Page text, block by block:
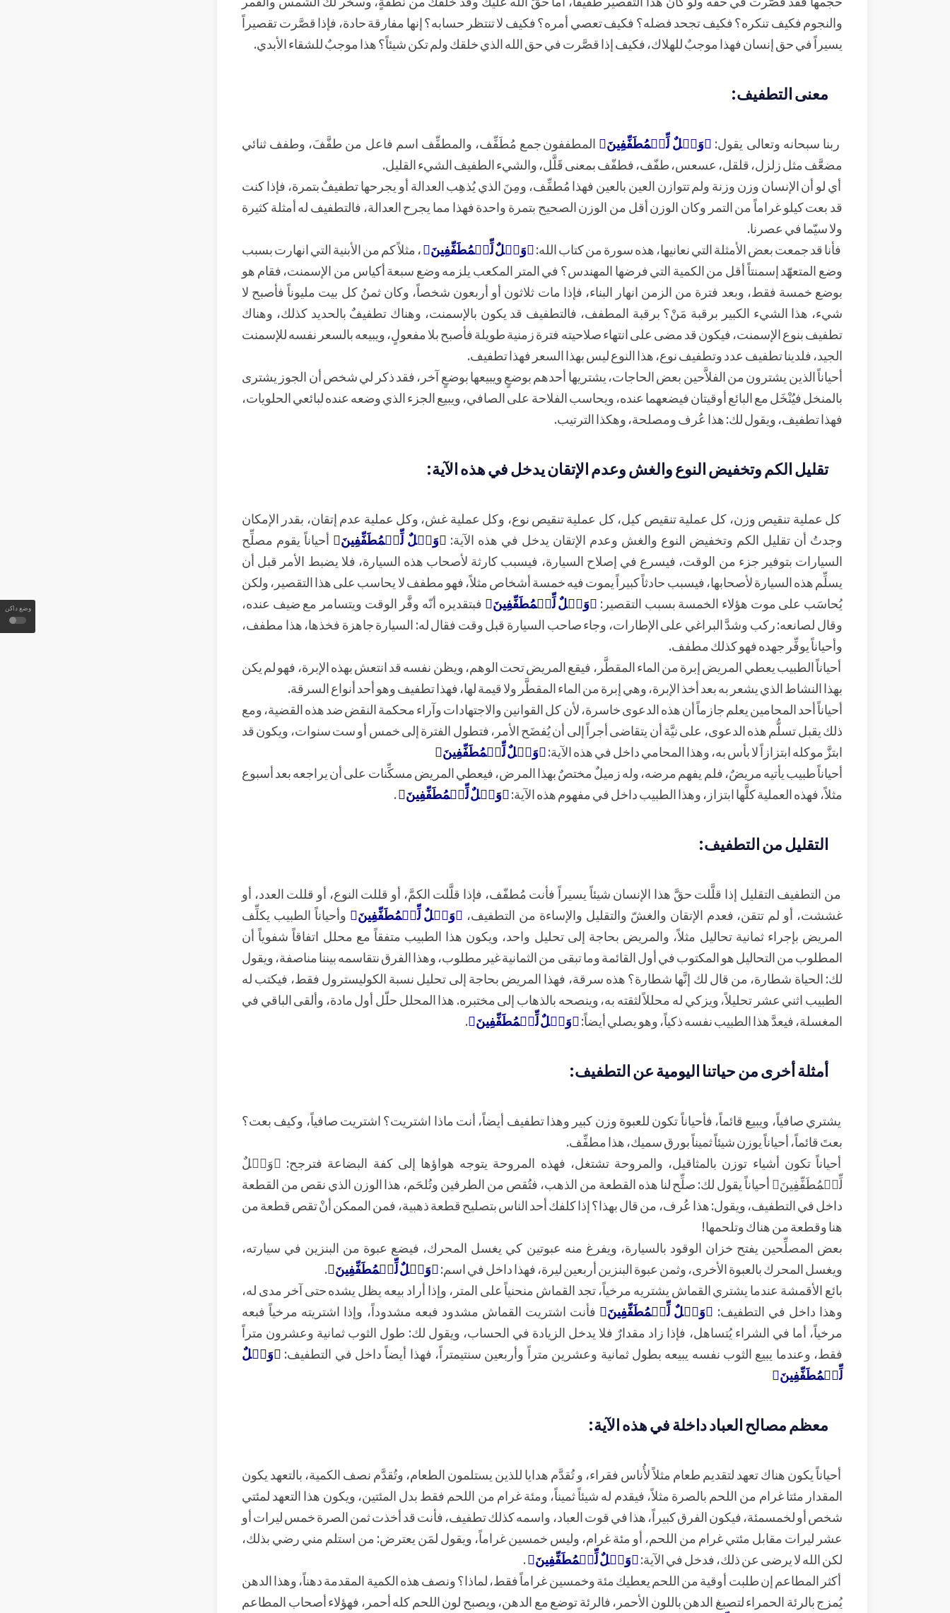
وضع داكن
والنجوم فكيف تنكره؟ فكيف تجحد فضله؟ فكيف تعصي أمره؟ فكيف لا تنتظر حسابه؟ إنها مفارقة حادة، فإذا قصَّرت تقصيراً
يسيراً في حق إنسان فهذا موجبٌ للهلاك، فكيف إذا قصَّرت في حق الله الذي خلقك ولم تكن شيئاً؟ هذا موجبٌ للشقاء الأبدي.
معنى التطفيف:
ربنا سبحانه وتعالى يقول: ﴿وَيۡلٌ لِّلۡمُطَفِّفِينَ﴾ المطففون جمع مُطَفِّف، والمطفِّف اسم فاعل من طفَّفَ، وطفف ثنائي
مضعَّف مثل زلزل، قلقل، عسعس، طفّف، فطفّف بمعنى قَلَّل، والشيء الطفيف الشيء القليل.
أي لو أن الإنسان وزن وزنة ولم تتوازن العين بالعين فهذا مُطفِّف، ومِنَ الذي يُذهِب العدالة أو يجرحها تطفيفٌ بتمرة، فإذا كنت
قد بعت كيلو غراماً من التمر وكان الوزن أقل من الوزن الصحيح بتمرة واحدة فهذا مما يجرح العدالة، فالتطفيف له أمثلة كثيرة
ولا سيّما في عصرنا.
فأنا قد جمعت بعض الأمثلة التي نعانيها، هذه سورة من كتاب الله:﴿وَيۡلٌ لِّلۡمُطَفِّفِينَ﴾، مثلاً كم من الأبنية التي انهارت بسبب
وضع المتعهّد إسمنتاً أقل من الكمية التي فرضها المهندس؟ في المتر المكعب يلزمه وضع سبعة أكياس من الإسمنت، فقام هو
بوضع خمسة فقط، وبعد فترة من الزمن انهار البناء، فإذا مات ثلاثون أو أربعون شخصاً، وكان ثمنُ كل بيت مليوناً فأصبح لا
شيء، هذا الشيء الكبير برقبة مَنْ؟ برقبة المطفف، فالتطفيف قد يكون بالإسمنت، وهناك تطفيفٌ بالحديد كذلك، وهناك
تطفيف بنوع الإسمنت، فيكون قد مضى على انتهاء صلاحيته فترة زمنية طويلة فأصبح بلا مفعولٍ، ويبيعه بالسعر نفسه للإسمنت
الجيد، فلدينا تطفيف عدد وتطفيف نوع، هذا النوع ليس بهذا السعر فهذا تطفيف.
أحياناً الذين يشترون من الفلاَّحين بعض الحاجات، يشتريها أحدهم بوضعٍ ويبيعها بوضعٍ آخر، فقد ذكر لي شخص أن الجوز يشترى
بالمنخل فيُنْخَل مع البائع أوقيتان فيضعهما عنده، ويحاسب الفلاحة على الصافي، ويبيع الجزء الذي وضعه عنده لبائعي الحلويات،
فهذا تطفيف، ويقول لك: هذا عُرف ومصلحة، وهكذا الترتيب.
تقليل الكم وتخفيض النوع والغش وعدم الإتقان يدخل في هذه الآية:
كل عملية تنقيص وزن، كل عملية تنقيص كيل، كل عملية تنقيص نوع، وكل عملية غش، وكل عملية عدم إتقان، بقدر الإمكان
وجدتُ أن تقليل الكم وتخفيض النوع والغش وعدم الإتقان يدخل في هذه الآية: ﴿وَيۡلٌ لِّلۡمُطَفِّفِينَ﴾ أحياناً يقوم مصلِّح
السيارات بتوفير جزء من الوقت، فيسرع في إصلاح السيارة، فيسبب كارثة لأصحاب هذه السيارة، فلا يضبط الأمر قبل أن
يسلِّم هذه السيارة لأصحابها، فيسبب حادثاً كبيراً يموت فيه خمسة أشخاص مثلاً، فهو مطفف لا يحاسب على هذا التقصير، ولكن
يُحاسَب على موت هؤلاء الخمسة بسبب التقصير: ﴿وَيۡلٌ لِّلۡمُطَفِّفِينَ﴾ فبتقديره أنّه وفَّر الوقت ويتسامر مع ضيف عنده،
وقال لصانعه: ركب وشدَّ البراغي على الإطارات، وجاء صاحب السيارة قبل وقت فقال له: السيارة جاهزة فخذها، هذا مطفف،
وأحياناً يوفِّر جهده فهو كذلك مطفف.
أحياناً الطبيب يعطي المريض إبرة من الماء المقطَّر، فيقع المريض تحت الوهم، ويظن نفسه قد انتعش بهذه الإبرة، فهو لم يكن
بهذا النشاط الذي يشعر به بعد أخذ الإبرة، وهي إبرة من الماء المقطَّر ولا قيمة لها، فهذا تطفيف وهو أحد أنواع السرقة.
أحياناً أحد المحامين يعلم جازماً أن هذه الدعوى خاسرة، لأن كل القوانين والاجتهادات وآراء محكمة النقض ضد هذه القضية، ومع
ذلك يقبل تسلُّم هذه الدعوى، على نيَّة أن يتقاضى أجراً إلى أن يُفضَح الأمر، فتطول الفترة إلى خمس أو ست سنوات، ويكون قد
ابتزَّ موكله ابتزازاً لا بأس به، وهذا المحامي داخل في هذه الآية:﴿وَيۡلٌ لِّلۡمُطَفِّفِينَ﴾
أحياناً طبيب يأتيه مريضٌ، فلم يفهم مرضه، وله زميلٌ مختصٌ بهذا المرض، فيعطي المريض مسكِّنات على أن يراجعه بعد أسبوع
مثلاً، فهذه العملية كلَّها ابتزاز، وهذا الطبيب داخل في مفهوم هذه الآية:﴿وَيۡلٌ لِّلۡمُطَفِّفِينَ﴾.
التقليل من التطفيف:
من التطفيف التقليل إذا قلَّلت حقَّ هذا الإنسان شيئاً يسيراً فأنت مُطفّف، فإذا قلَّلت الكمَّ، أو قللت النوع، أو قللت العدد، أو
غششت، أو لم تتقن، فعدم الإتقان والغشّ والتقليل والإساءة من التطفيف، ﴿وَيۡلٌ لِّلۡمُطَفِّفِينَ﴾ وأحياناً الطبيب يكلِّف
المريض بإجراء ثمانية تحاليل مثلاً، والمريض بحاجة إلى تحليل واحد، ويكون هذا الطبيب متفقاً مع محلل اتفاقاً شفوياً أن
المطلوب من التحاليل هو المكتوب في أول القائمة وما تبقى من الثمانية غير مطلوب، وهذا الفرق نتقاسمه بيننا مناصفة، ويقول
لك: الحياة شطارة، من قال لك إنَّها شطارة؟ هذه سرقة، فهذا المريض بحاجة إلى تحليل نسبة الكوليسترول فقط، فيكتب له
الطبيب اثني عشر تحليلاً، ويزكي له محللاً لثقته به، وينصحه بالذهاب إلى مختبره. هذا المحلل حلّل أول مادة، وألقى الباقي في
المغسلة، فيعدَّ هذا الطبيب نفسه ذكياً، وهو يصلي أيضاً:﴿وَيۡلٌ لِّلۡمُطَفِّفِينَ﴾.
أمثلة أخرى من حياتنا اليومية عن التطفيف:
يشتري صافياً، ويبيع قائماً، فأحياناً تكون للعبوة وزن كبير وهذا تطفيف أيضاً، أنت ماذا اشتريت؟ اشتريت صافياً، وكيف بعت؟
بعتَ قائماً، أحياناً يوزن شيئاً ثميناً بورق سميك، هذا مطفِّف.
أحياناً تكون أشياء توزن بالمثاقيل، والمروحة تشتغل، فهذه المروحة يتوجه هواؤها إلى كفة البضاعة فترجح: ﴿وَيۡلٌ
لِّلۡمُطَفِّفِينَ﴾ أحياناً يقول لك: صلِّح لنا هذه القطعة من الذهب، فتُقص من الطرفين وتُلحَم، هذا الوزن الذي نقص من القطعة
داخل في التطفيف، ويقول: هذا عُرف، من قال بهذا؟ إذا كلفك أحد الناس بتصليح قطعة ذهبية، فمن الممكن أنْ تقص قطعة من
هنا وقطعة من هناك وتلحمها!
بعض المصلِّحين يفتح خزان الوقود بالسيارة، ويفرغ منه عبوتين كي يغسل المحرك، فيضع عبوة من البنزين في سيارته،
ويغسل المحرك بالعبوة الأخرى، وثمن عبوة البنزين أربعين ليرة، فهذا داخل في اسم:﴿وَيۡلٌ لِّلۡمُطَفِّفِينَ﴾.
بائع الأقمشة عندما يشتري القماش يشتريه مرخياً، تجد القماش منحنياً على المتر، وإذا أراد بيعه يظل يشده حتى آخر مدى له،
وهذا داخل في التطفيف: ﴿وَيۡلٌ لِّلۡمُطَفِّفِينَ﴾ فأنت اشتريت القماش مشدود فبعه مشدوداً، وإذا اشتريته مرخياً فبعه
مرخياً، أما في الشراء يُتساهل، فإذا زاد مقدارٌ فلا يدخل الزيادة في الحساب، ويقول لك: طول الثوب ثمانية وعشرون متراً
فقط، وعندما يبيع الثوب نفسه يبيعه بطول ثمانية وعشرين متراً وأربعين سنتيمتراً، فهذا أيضاً داخل في التطفيف: ﴿وَيۡلٌ
لِّلۡمُطَفِّفِينَ﴾
معظم مصالح العباد داخلة في هذه الآية:
أحياناً يكون هناك تعهد لتقديم طعام مثلاً لأُناس فقراء، و تُقدَّم هدايا للذين يستلمون الطعام، وتُقدَّم نصف الكمية، بالتعهد يكون
المقدار مئتا غرام من اللحم بالصرة مثلاً، فيقدم له شيئاً ثميناً، ومئة غرام من اللحم فقط بدل المئتين، ويكون هذا التعهد لمئتي
شخص أو لخمسمئة، فيكون الفرق كبيراً، هذا في قوت العباد، واسمه كذلك تطفيف، فأنت قد أخذت ثمن الصرة خمس ليرات أو
عشر ليرات مقابل مئتي غرام من اللحم، أو مئة غرام، وليس خمسين غراماً، ويقول لمَن يعترض: من استلم مني رضي بذلك،
لكن الله لا يرضى عن ذلك، فدخل في الآية:﴿وَيۡلٌ لِّلۡمُطَفِّفِينَ﴾.
أكثر المطاعم إن طلبت أوقية من اللحم يعطيك مئة وخمسين غراماً فقط، لماذا؟ ونصف هذه الكمية المقدمة دهناً، وهذا الدهن
يُمزج بالرئة الحمراء لتصبغ الدهن باللون الأحمر، فالرئة توضع مع الدهن، ويصبح لون اللحم كله أحمر، فهؤلاء أصحاب المطاعم